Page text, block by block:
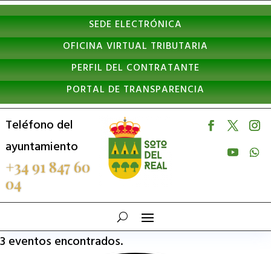
Nota:
este
sitio
web
incluye
un
sistema
de
accesibilidad.
SEDE ELECTRÓNICA
OFICINA VIRTUAL TRIBUTARIA
PERFIL DEL CONTRATANTE
PORTAL DE TRANSPARENCIA
Teléfono del
ayuntamiento
+34 91 847 60
04
3 eventos encontrados.